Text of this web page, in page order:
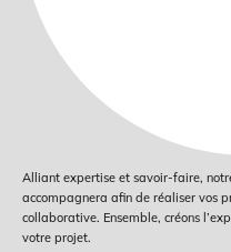
Alliant expertise et savoir-faire,
accompagnera afin de réaliser vos
collaborative. Ensemble, créons
votre projet.